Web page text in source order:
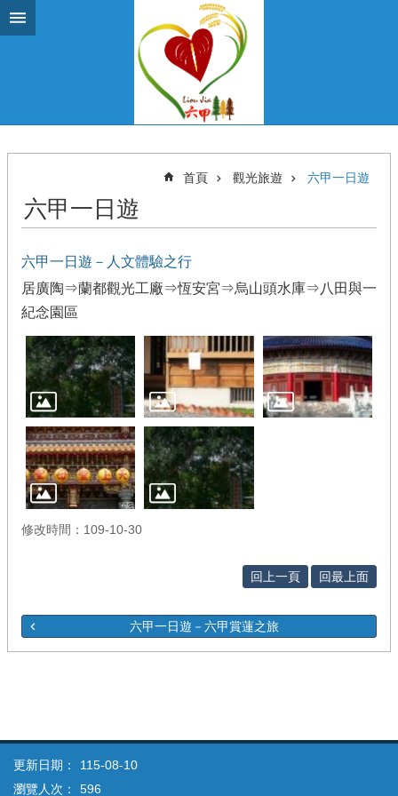
跳到主要內容區塊
首頁 觀光旅遊 六甲一日遊
六甲一日遊
六甲一日遊－人文體驗之行
居廣陶⇒蘭都觀光工廠⇒恆安宮⇒烏山頭水庫⇒八田與一
紀念園區
修改時間：109-10-30
回上一頁 回最上面
六甲一日遊－六甲賞蓮之旅
更新日期：
115-08-10
瀏覽人次：
596